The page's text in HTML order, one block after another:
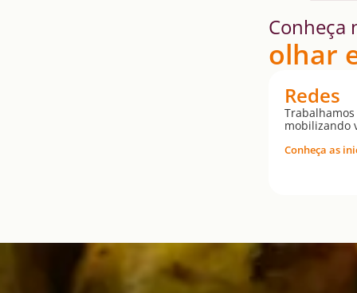
Conheça
olhar
Redes
mobilizando
Conheça as